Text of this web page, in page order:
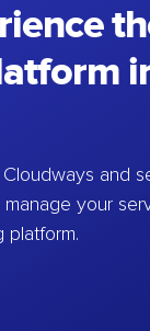
and
your
platform.